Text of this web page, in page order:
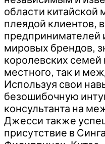
области китайской
плеядой клиентов,
мировых брендов,
королевских семей
местного, так и
Используя свои
безошибочную
консультанта на
Джесси также
присутствие в